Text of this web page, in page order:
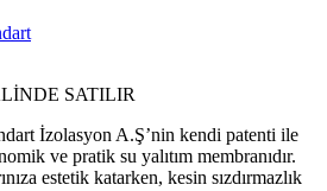
SATILIR
İzolasyon A.Ş’nin kendi patenti ile
ve pratik su yalıtım membranıdır.
estetik katarken, kesin sızdırmazlık